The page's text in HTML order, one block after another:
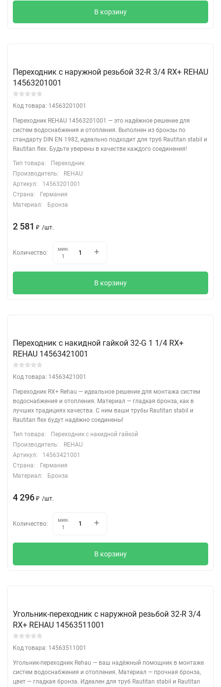
В корзину
Переходник с наружной резьбой 32-R 3/4 RX+ REHAU
14563201001
Код товара: 14563201001
Переходник REHAU 14563201001 — это надёжное решение для
систем водоснабжения и отопления. Выполнен из бронзы по
стандарту DIN EN 1982, идеально подходит для труб Rautitan stabil и
Rautitan flex. Будьте уверены в качестве каждого соединения!
Тип товара:
Переходник
Производитель:
REHAU
Артикул:
14563201001
Страна:
Германия
Материал:
Бронза
2 581 ₽ /шт.
Количество:
мин.
1
В корзину
Переходник с накидной гайкой 32-G 1 1/4 RX+
REHAU 14563421001
Код товара: 14563421001
Переходник RX+ Rehau — идеальное решение для монтажа систем
водоснабжения и отопления. Материал — гладкая бронза, как в
лучших традициях качества. С ним ваши трубы Rautitan stabil и
Rautitan flex будут надёжно соединены!
Тип товара:
Переходник с накидной гайкой
Производитель:
REHAU
Артикул:
14563421001
Страна:
Германия
Материал:
Бронза
4 296 ₽ /шт.
Количество:
мин.
1
В корзину
Угольник-переходник с наружной резьбой 32-R 3/4
RX+ REHAU 14563511001
Код товара: 14563511001
Угольник-переходник Rehau — ваш надёжный помощник в монтаже
систем водоснабжения и отопления. Материал — прочная бронза,
цвет — гладкая бронза. Идеален для труб Rautitan stabil и Rautitan